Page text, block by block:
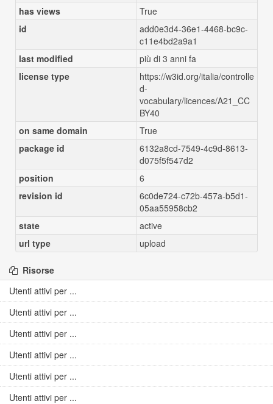
has views
True
id
add0e3d4-36e1-4468-bc9c-
c11e4bd2a9a1
last modified
più di 3 anni fa
license type
https://w3id.org/italia/controlle
d-
vocabulary/licences/A21_CC
BY40
on same domain
True
package id
6132a8cd-7549-4c9d-8613-
d075f5f547d2
position
6
revision id
6c0de724-c72b-457a-b5d1-
05aa55958cb2
state
active
url type
upload
Risorse
Utenti attivi per ...
Utenti attivi per ...
Utenti attivi per ...
Utenti attivi per ...
Utenti attivi per ...
Utenti attivi per ...